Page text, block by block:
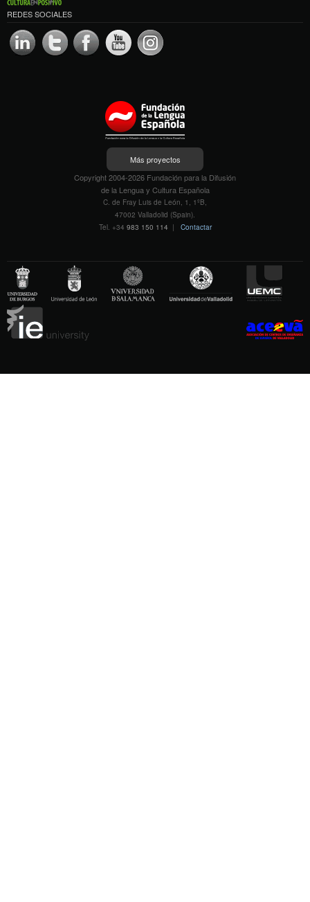
REDES SOCIALES
Más proyectos
Copyright 2004-2026 Fundación para la Difusión
de la Lengua y Cultura Española
C. de Fray Luis de León, 1, 1ºB,
47002 Valladolid (Spain).
Tel. +34 983 150 114 | Contactar